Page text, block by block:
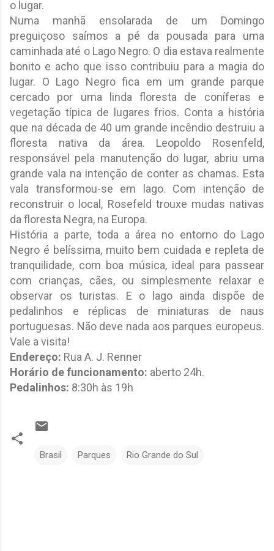
o lugar.
Numa manhã ensolarada de um Domingo
preguiçoso saímos a pé da pousada para uma
caminhada até o Lago Negro. O dia estava realmente
bonito e acho que isso contribuiu para a magia do
lugar. O Lago Negro fica em um grande parque
cercado por uma linda floresta de coníferas e
vegetação típica de lugares frios. Conta a história
que na década de 40 um grande incêndio destruiu a
floresta nativa da área. Leopoldo Rosenfeld,
responsável pela manutenção do lugar, abriu uma
grande vala na intenção de conter as chamas. Esta
vala transformou-se em lago. Com intenção de
reconstruir o local, Rosefeld trouxe mudas nativas
da floresta Negra, na Europa.
História a parte, toda a área no entorno do Lago
Negro é belíssima, muito bem cuidada e repleta de
tranquilidade, com boa música, ideal para passear
com crianças, cães, ou simplesmente relaxar e
observar os turistas. E o lago ainda dispõe de
pedalinhos e réplicas de miniaturas de naus
portuguesas. Não deve nada aos parques europeus.
Vale a visita!
Endereço: Rua A. J. Renner
Horário de funcionamento: aberto 24h.
Pedalinhos: 8:30h às 19h
Brasil Parques Rio Grande do Sul